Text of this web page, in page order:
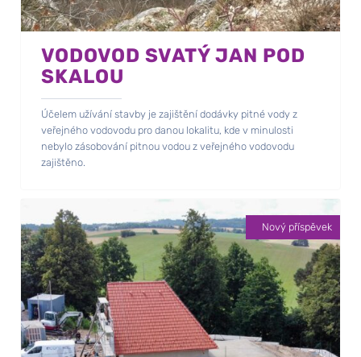
VODOVOD SVATÝ JAN POD
SKALOU
Účelem užívání stavby je zajištění dodávky pitné vody z
veřejného vodovodu pro danou lokalitu, kde v minulosti
nebylo zásobování pitnou vodou z veřejného vodovodu
zajištěno.
Nový příspěvek